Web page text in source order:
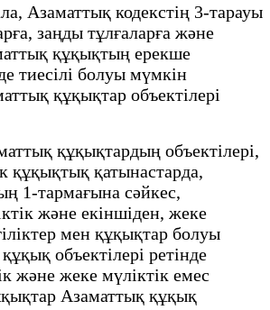
Азаматтық кодекстің 3-тарауы
заңды тұлғаларға және
құқықтың ерекше
тиесілі болуы мүмкін
құқықтар объектілері
құқықтардың объектілері,
құқықтық қатынастарда,
1-тармағына сәйкес,
және екіншіден, жеке
мен құқықтар болуы
объектілері ретінде
және жеке мүліктік емес
Азаматтық құқық